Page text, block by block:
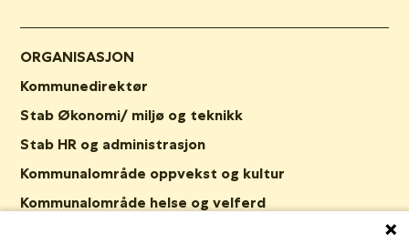
ORGANISASJON
Kommunedirektør
Stab Økonomi/ miljø og teknikk
Stab HR og administrasjon
Kommunalområde oppvekst og kultur
Kommunalområde helse og velferd